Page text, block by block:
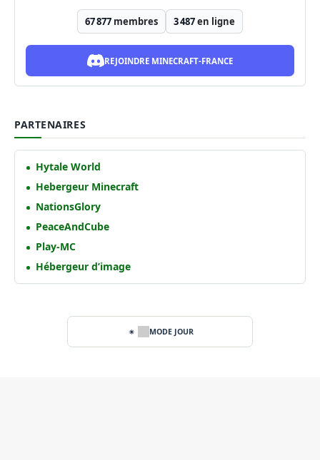
67 877 membres 3 487en ligne
REJOINDRE MINECRAFT-FRANCE
PARTENAIRES
Hytale World
Hebergeur Minecraft
NationsGlory
PeaceAndCube
Play-MC
Hébergeur d’image
MODE JOUR